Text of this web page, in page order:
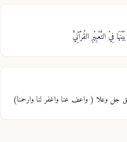
فِيْ التَّعْبِيْرِ القُرْآنِيّْ
جل وعلا ( واعف عنا واغفر لنا وارحمنا)